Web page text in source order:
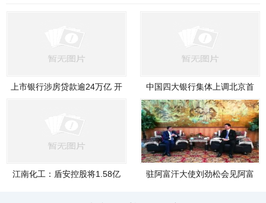
上市银行涉房贷款逾24万亿 开
中国四大银行集体上调北京首
江南化工：盾安控股将1.58亿
驻阿富汗大使刘劲松会见阿富